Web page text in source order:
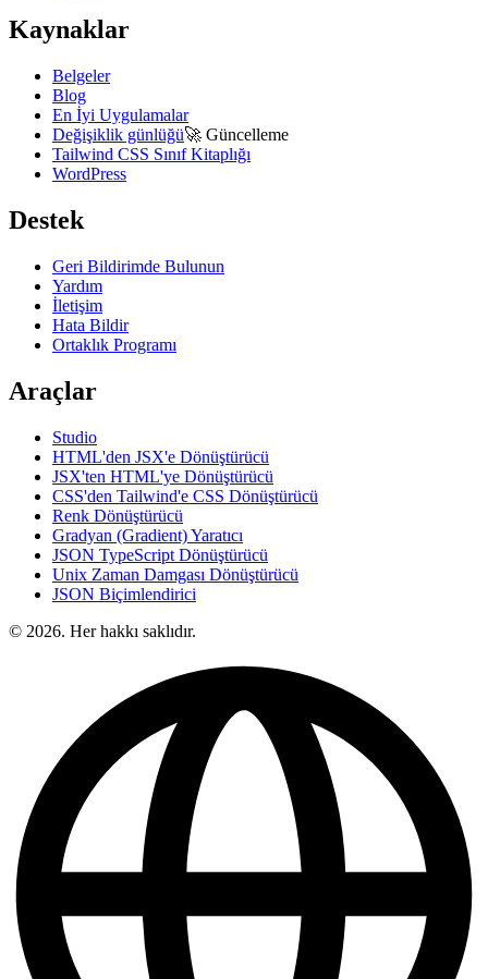
Kaynaklar
Belgeler
Blog
En İyi Uygulamalar
Değişiklik günlüğü🚀 Güncelleme
Tailwind CSS Sınıf Kitaplığı
WordPress
Destek
Geri Bildirimde Bulunun
Yardım
İletişim
Hata Bildir
Ortaklık Programı
Araçlar
Studio
HTML'den JSX'e Dönüştürücü
JSX'ten HTML'ye Dönüştürücü
CSS'den Tailwind'e CSS Dönüştürücü
Renk Dönüştürücü
Gradyan (Gradient) Yaratıcı
JSON TypeScript Dönüştürücü
Unix Zaman Damgası Dönüştürücü
JSON Biçimlendirici
© 2026. Her hakkı saklıdır.